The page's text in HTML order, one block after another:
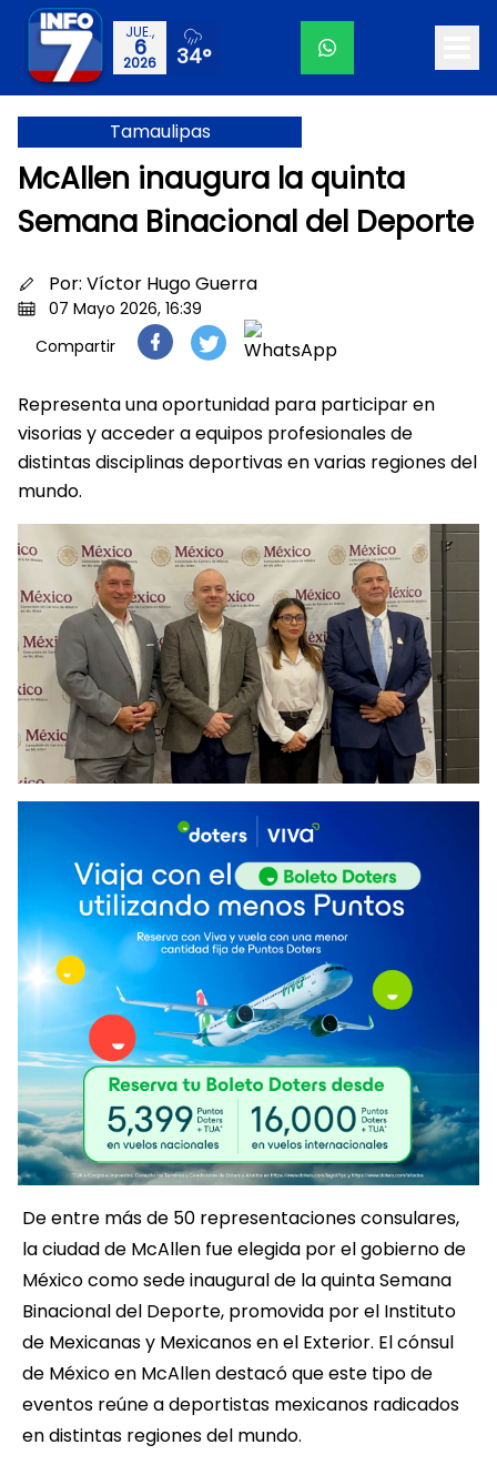
JUE.,
6
2026 34°
Tamaulipas
McAllen inaugura la quinta
Semana Binacional del Deporte
Por: Víctor Hugo Guerra
07 Mayo 2026, 16:39
Compartir
Representa una oportunidad para participar en
visorias y acceder a equipos profesionales de
distintas disciplinas deportivas en varias regiones del
mundo.
De entre más de 50 representaciones consulares,
la ciudad de McAllen fue elegida por el gobierno de
México como sede inaugural de la quinta Semana
Binacional del Deporte, promovida por el Instituto
de Mexicanas y Mexicanos en el Exterior. El cónsul
de México en McAllen destacó que este tipo de
eventos reúne a deportistas mexicanos radicados
en distintas regiones del mundo.